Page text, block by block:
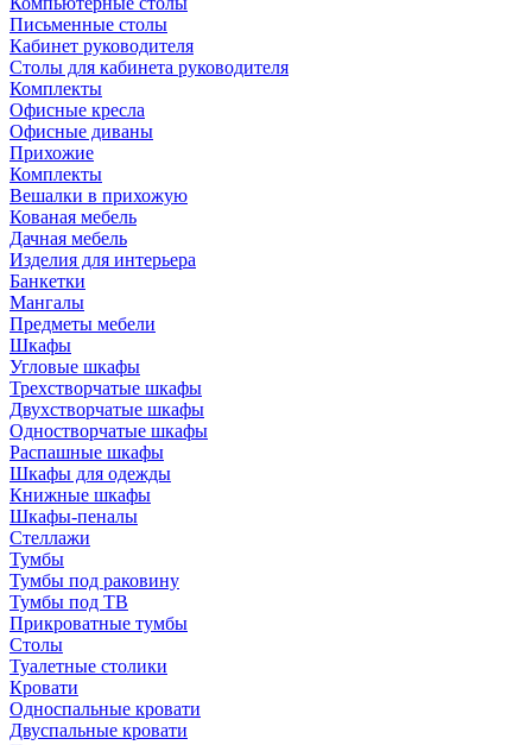
Письменные столы
Кабинет руководителя
Столы для кабинета руководителя
Комплекты
Офисные кресла
Офисные диваны
Прихожие
Комплекты
Вешалки в прихожую
Кованая мебель
Дачная мебель
Изделия для интерьера
Банкетки
Мангалы
Предметы мебели
Шкафы
Угловые шкафы
Трехстворчатые шкафы
Двухстворчатые шкафы
Одностворчатые шкафы
Распашные шкафы
Шкафы для одежды
Книжные шкафы
Шкафы-пеналы
Стеллажи
Тумбы
Тумбы под раковину
Тумбы под ТВ
Прикроватные тумбы
Столы
Туалетные столики
Кровати
Односпальные кровати
Двуспальные кровати